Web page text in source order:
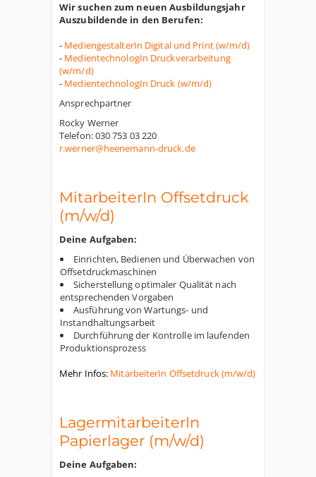
Wir suchen zum neuen Ausbildungsjahr
Auszubildende in den Berufen:
- MediengestalterIn Digital und Print (w/m/d)
- MedientechnologIn Druckverarbeitung
(w/m/d)
- MedientechnologIn Druck (w/m/d)
Ansprechpartner
Rocky Werner
Telefon: 030 753 03 220
r.werner@heenemann-druck.de
MitarbeiterIn Offsetdruck
(m/w/d)
Deine Aufgaben:
Einrichten, Bedienen und Überwachen von
Offsetdruckmaschinen
Sicherstellung optimaler Qualität nach
entsprechenden Vorgaben
Ausführung von Wartungs- und
Instandhaltungsarbeit
Durchführung der Kontrolle im laufenden
Produktionsprozess
Mehr Infos: MitarbeiterIn Offsetdruck (m/w/d)
LagermitarbeiterIn
Papierlager (m/w/d)
Deine Aufgaben: